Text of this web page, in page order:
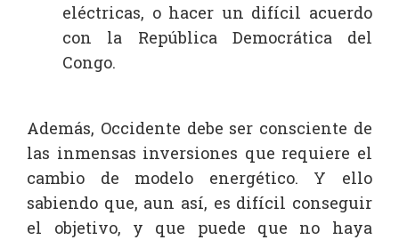
eléctricas, o hacer un difícil acuerdo
con la República Democrática del
Congo.
Además, Occidente debe ser consciente de
las inmensas inversiones que requiere el
cambio de modelo energético. Y ello
sabiendo que, aun así, es difícil conseguir
el objetivo, y que puede que no haya